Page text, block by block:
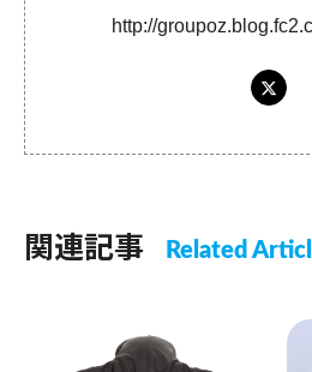
http://
関連記事 Related